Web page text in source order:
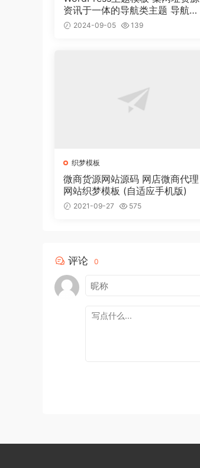
资讯于一体的导航类主题 导航主
题垂直行业模板
2024-09-05 139
织梦模板
微商货源网站源码 网店微商代理
网站织梦模板 (自适应手机版)
2021-09-27 575
评论 0